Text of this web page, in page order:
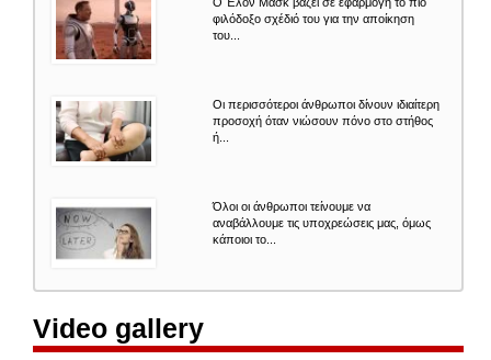
φιλόδοξο σχέδιό του για την αποίκηση
του...
Οι περισσότεροι άνθρωποι δίνουν ιδιαίτερη
προσοχή όταν νιώσουν πόνο στο στήθος
ή...
Όλοι οι άνθρωποι τείνουμε να
αναβάλλουμε τις υποχρεώσεις μας, όμως
κάποιοι το...
Video gallery